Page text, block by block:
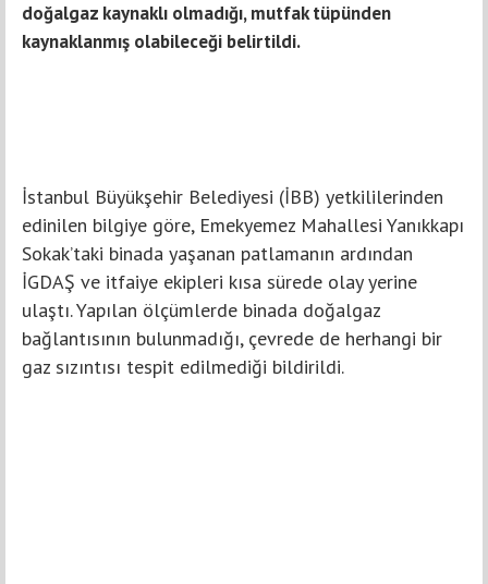
doğalgaz kaynaklı olmadığı, mutfak tüpünden
kaynaklanmış olabileceği belirtildi.
İstanbul Büyükşehir Belediyesi (İBB) yetkililerinden
edinilen bilgiye göre, Emekyemez Mahallesi Yanıkkapı
Sokak’taki binada yaşanan patlamanın ardından
İGDAŞ ve itfaiye ekipleri kısa sürede olay yerine
ulaştı. Yapılan ölçümlerde binada doğalgaz
bağlantısının bulunmadığı, çevrede de herhangi bir
gaz sızıntısı tespit edilmediği bildirildi.